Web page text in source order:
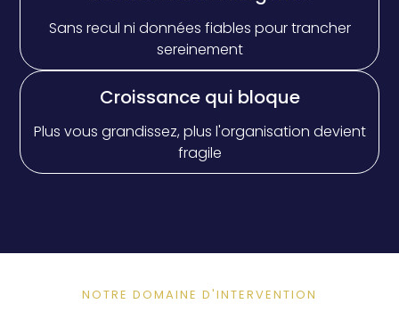
Sans recul ni données fiables pour trancher
sereinement
Croissance qui bloque
Plus vous grandissez, plus l'organisation devient
fragile
NOTRE DOMAINE D'INTERVENTION